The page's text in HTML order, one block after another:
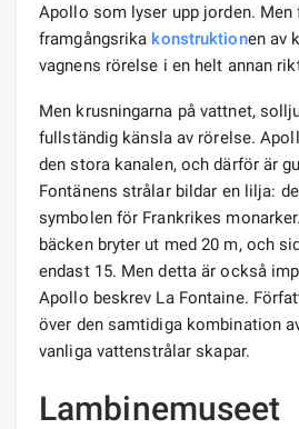
Apollo som lyser upp jorden. Men
framgångsrika konstruktionen av
vagnens rörelse i en helt annan
Men krusningarna på vattnet,
fullständig känsla av rörelse.
den stora kanalen, och därför är
Fontänens strålar bildar en lilja:
symbolen för Frankrikes
bäcken bryter ut med 20 m, och
endast 15. Men detta är också
Apollo beskrev La Fontaine.
över den samtidiga kombination
vanliga vattenstrålar skapar.
Lambinemuseet